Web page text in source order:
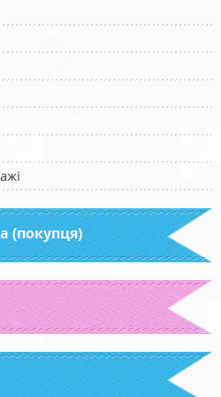
(покупця)